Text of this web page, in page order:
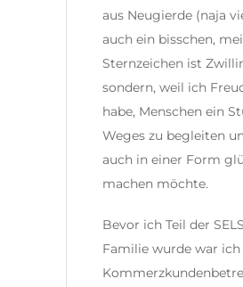
aus Neugierde (naja
auch ein bisschen,
Sternzeichen ist
sondern, weil ich
habe, Menschen ein
Weges zu begleiten
auch in einer Form
machen möchte.
Bevor ich Teil der
Familie wurde war ich